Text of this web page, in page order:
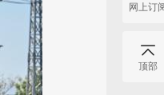
网上订
顶部